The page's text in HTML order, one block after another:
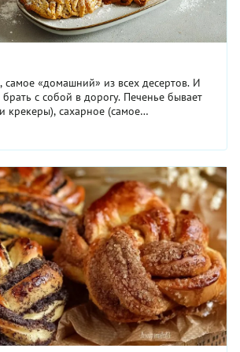
самое «домашний» из всех десертов. И
собой в дорогу. Печенье бывает
крекеры), сахарное (самое
сдобное, ...